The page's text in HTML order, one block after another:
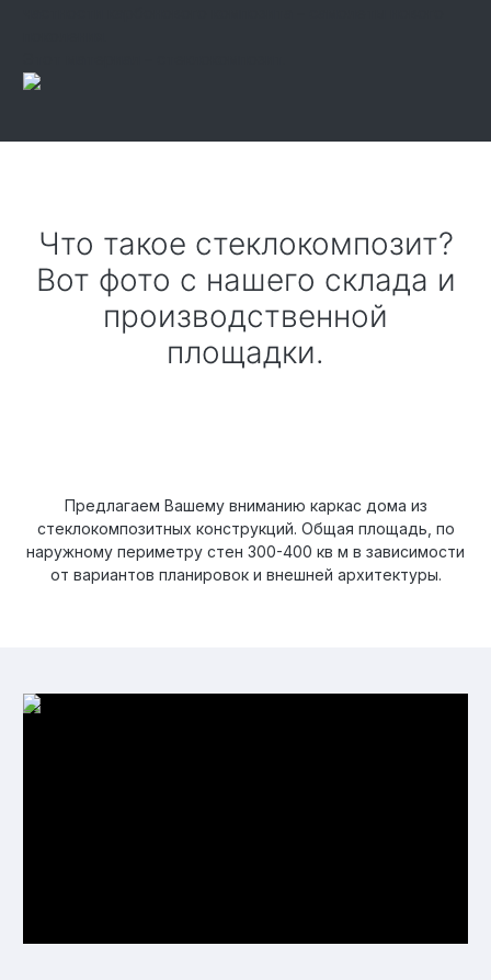
Что такое стеклокомпозит?
Вот фото с нашего склада и
производственной
площадки.
Предлагаем Вашему вниманию каркас дома из
стеклокомпозитных конструкций. Общая площадь, по
наружному периметру стен 300-400 кв м в зависимости
от вариантов планировок и внешней архитектуры.